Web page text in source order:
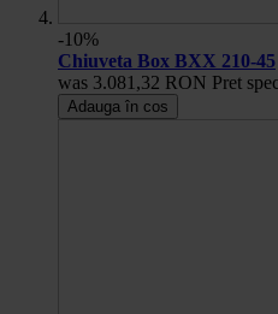
-10%
Chiuveta Box BXX 210-45
was 3.081,32 RON Pret
Adauga în cos